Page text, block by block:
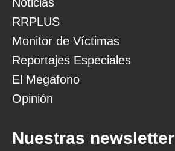
RRPLUS
Monitor de Víctimas
Reportajes Especiales
El Megafono
Opinión
Nuestras newsletter